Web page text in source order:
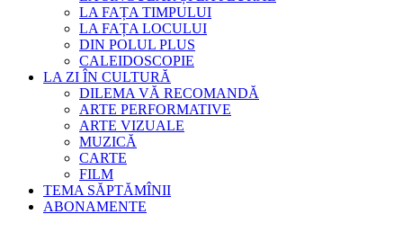
LA FAȚA TIMPULUI
LA FAȚA LOCULUI
DIN POLUL PLUS
CALEIDOSCOPIE
LA ZI ÎN CULTURĂ
DILEMA VĂ RECOMANDĂ
ARTE PERFORMATIVE
ARTE VIZUALE
MUZICĂ
CARTE
FILM
TEMA SĂPTĂMÎNII
ABONAMENTE